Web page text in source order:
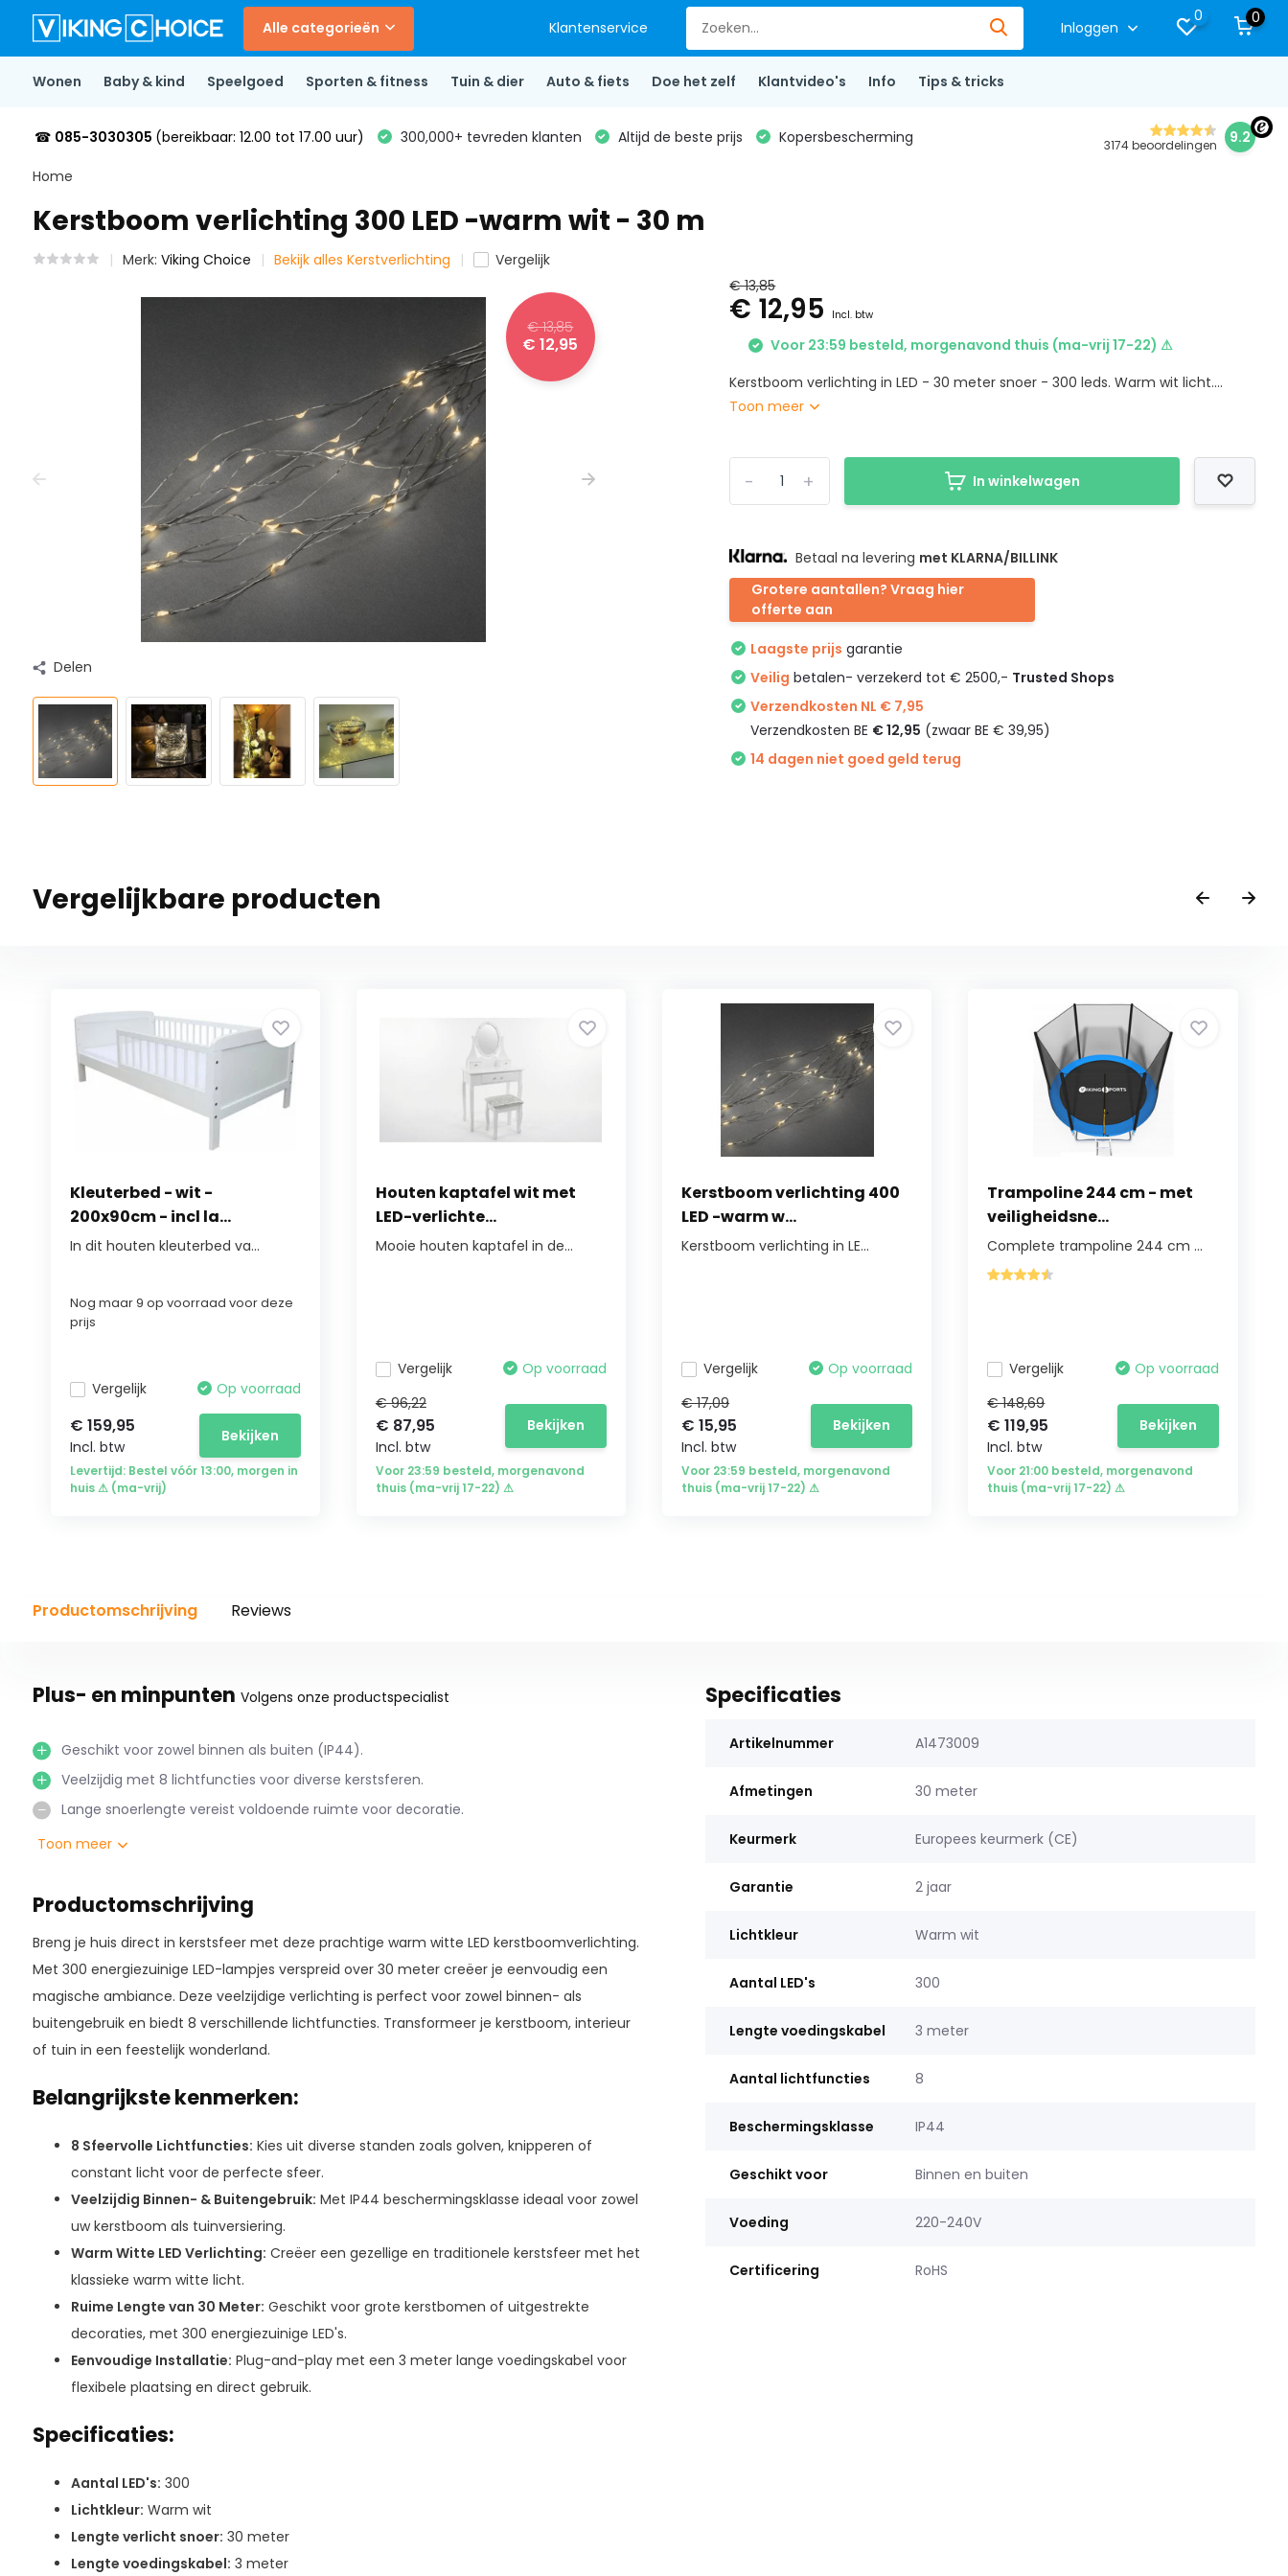
Alle categorieën Klantenservice Inloggen
0 0
Wonen Baby & kind Speelgoed Sporten & fitness Tuin & dier Auto & fiets Doe het zelf Klantvideo's Info Tips & tricks
☎ 085-3030305 (bereikbaar: 12.00 tot 17.00 uur) 300,000+ tevreden klanten Altijd de beste prijs Kopersbescherming 3174 beoordelingen 9.2
Home
Kerstboom verlichting 300 LED -warm wit - 30 m
Merk: Viking Choice Bekijk alles Kerstverlichting Vergelijk
€ 13,85
€ 12,95
Delen
€ 13,85
€ 12,95 Incl. btw
Voor 23:59 besteld, morgenavond thuis (ma-vrij 17-22) ⚠
Kerstboom verlichting in LED - 30 meter snoer - 300 leds. Warm wit licht....
Toon meer
+
- In winkelwagen
Betaal na levering met KLARNA/BILLINK
Grotere aantallen? Vraag hier
offerte aan
Laagste prijs garantie
Veilig betalen- verzekerd tot € 2500,- Trusted Shops
Verzendkosten NL € 7,95
Verzendkosten BE € 12,95 (zwaar BE € 39,95)
14 dagen niet goed geld terug
Vergelijkbare producten
Kleuterbed - wit -
200x90cm - incl la...
In dit houten kleuterbed va...
Nog maar 9 op voorraad voor deze
prijs
Vergelijk Op voorraad
€ 159,95
Incl. btw
Bekijken
Levertijd: Bestel vóór 13:00, morgen in
huis ⚠ (ma-vrij)
Houten kaptafel wit met
LED-verlichte...
Mooie houten kaptafel in de...
Vergelijk
Op voorraad
€ 96,22
€ 87,95
Incl. btw
Bekijken
Voor 23:59 besteld, morgenavond
thuis (ma-vrij 17-22) ⚠
Kerstboom verlichting 400
LED -warm w...
Kerstboom verlichting in LE...
Vergelijk
Op voorraad
€ 17,09
€ 15,95
Incl. btw
Bekijken
Voor 23:59 besteld, morgenavond
thuis (ma-vrij 17-22) ⚠
Trampoline 244 cm - met
veiligheidsne...
Complete trampoline 244 cm ...
Vergelijk
Op voorraad
€ 148,69
€ 119,95
Incl. btw
Bekijken
Voor 21:00 besteld, morgenavond
thuis (ma-vrij 17-22) ⚠
Productomschrijving Reviews
Plus- en minpunten Volgens onze productspecialist
Geschikt voor zowel binnen als buiten (IP44).
Veelzijdig met 8 lichtfuncties voor diverse kerstsferen.
Lange snoerlengte vereist voldoende ruimte voor decoratie.
Toon meer
Productomschrijving
Breng je huis direct in kerstsfeer met deze prachtige warm witte LED kerstboomverlichting.
Met 300 energiezuinige LED-lampjes verspreid over 30 meter creëer je eenvoudig een
magische ambiance. Deze veelzijdige verlichting is perfect voor zowel binnen- als
buitengebruik en biedt 8 verschillende lichtfuncties. Transformeer je kerstboom, interieur
of tuin in een feestelijk wonderland.
Belangrijkste kenmerken:
8 Sfeervolle Lichtfuncties: Kies uit diverse standen zoals golven, knipperen of
constant licht voor de perfecte sfeer.
Veelzijdig Binnen- & Buitengebruik: Met IP44 beschermingsklasse ideaal voor zowel
uw kerstboom als tuinversiering.
Warm Witte LED Verlichting: Creëer een gezellige en traditionele kerstsfeer met het
klassieke warm witte licht.
Ruime Lengte van 30 Meter: Geschikt voor grote kerstbomen of uitgestrekte
decoraties, met 300 energiezuinige LED's.
Eenvoudige Installatie: Plug-and-play met een 3 meter lange voedingskabel voor
flexibele plaatsing en direct gebruik.
Specificaties:
Aantal LED's: 300
Lichtkleur: Warm wit
Lengte verlicht snoer: 30 meter
Lengte voedingskabel: 3 meter
Specificaties
Artikelnummer A1473009
Afmetingen 30 meter
Keurmerk Europees keurmerk (CE)
Garantie 2 jaar
Lichtkleur Warm wit
Aantal LED's 300
Lengte voedingskabel 3 meter
Aantal lichtfuncties 8
Beschermingsklasse IP44
Geschikt voor Binnen en buiten
Voeding 220-240V
Certificering RoHS